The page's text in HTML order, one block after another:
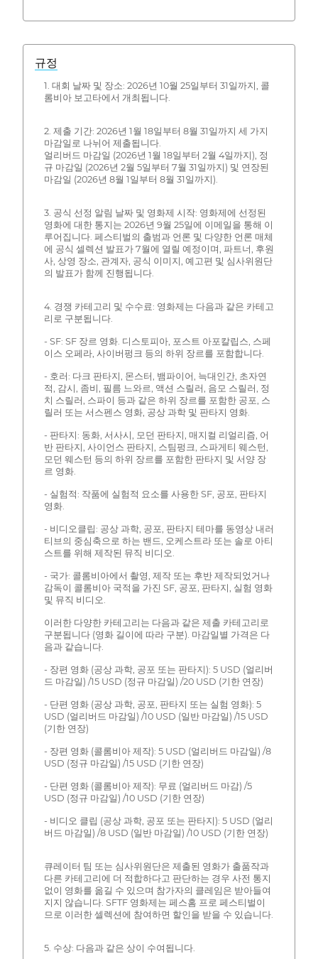
규정
1. 대회 날짜 및 장소: 2026년 10월 25일부터 31일까지, 콜
롬비아 보고타에서 개최됩니다.
2. 제출 기간: 2026년 1월 18일부터 8월 31일까지 세 가지
마감일로 나뉘어 제출됩니다.
얼리버드 마감일 (2026년 1월 18일부터 2월 4일까지), 정
규 마감일 (2026년 2월 5일부터 7월 31일까지) 및 연장된
마감일 (2026년 8월 1일부터 8월 31일까지).
3. 공식 선정 알림 날짜 및 영화제 시작: 영화제에 선정된
영화에 대한 통지는 2026년 9월 25일에 이메일을 통해 이
루어집니다. 페스티벌의 출범과 언론 및 다양한 언론 매체
에 공식 셀렉션 발표가 7월에 열릴 예정이며, 파트너, 후원
사, 상영 장소, 관계자, 공식 이미지, 예고편 및 심사위원단
의 발표가 함께 진행됩니다.
4. 경쟁 카테고리 및 수수료: 영화제는 다음과 같은 카테고
리로 구분됩니다.
- SF: SF 장르 영화. 디스토피아, 포스트 아포칼립스, 스페
이스 오페라, 사이버펑크 등의 하위 장르를 포함합니다.
- 호러: 다크 판타지, 몬스터, 뱀파이어, 늑대인간, 초자연
적, 감시, 좀비, 필름 느와르, 액션 스릴러, 음모 스릴러, 정
치 스릴러, 스파이 등과 같은 하위 장르를 포함한 공포, 스
릴러 또는 서스펜스 영화, 공상 과학 및 판타지 영화.
- 판타지: 동화, 서사시, 모던 판타지, 매지컬 리얼리즘, 어
반 판타지, 사이언스 판타지, 스팀펑크, 스파게티 웨스턴,
모던 웨스턴 등의 하위 장르를 포함한 판타지 및 서양 장
르 영화.
- 실험적: 작품에 실험적 요소를 사용한 SF, 공포, 판타지
영화.
- 비디오클립: 공상 과학, 공포, 판타지 테마를 동영상 내러
티브의 중심축으로 하는 밴드, 오케스트라 또는 솔로 아티
스트를 위해 제작된 뮤직 비디오.
- 국가: 콜롬비아에서 촬영, 제작 또는 후반 제작되었거나
감독이 콜롬비아 국적을 가진 SF, 공포, 판타지, 실험 영화
및 뮤직 비디오.
이러한 다양한 카테고리는 다음과 같은 제출 카테고리로
구분됩니다 (영화 길이에 따라 구분). 마감일별 가격은 다
음과 같습니다.
- 장편 영화 (공상 과학, 공포 또는 판타지): 5 USD (얼리버
드 마감일) /15 USD (정규 마감일) /20 USD (기한 연장)
- 단편 영화 (공상 과학, 공포, 판타지 또는 실험 영화): 5
USD (얼리버드 마감일) /10 USD (일반 마감일) /15 USD
(기한 연장)
- 장편 영화 (콜롬비아 제작): 5 USD (얼리버드 마감일) /8
USD (정규 마감일) /15 USD (기한 연장)
- 단편 영화 (콜롬비아 제작): 무료 (얼리버드 마감) /5
USD (정규 마감일) /10 USD (기한 연장)
- 비디오 클립 (공상 과학, 공포 또는 판타지): 5 USD (얼리
버드 마감일) /8 USD (일반 마감일) /10 USD (기한 연장)
큐레이터 팀 또는 심사위원단은 제출된 영화가 출품작과
다른 카테고리에 더 적합하다고 판단하는 경우 사전 통지
없이 영화를 옮길 수 있으며 참가자의 클레임은 받아들여
지지 않습니다. SFTF 영화제는 페스홈 프로 페스티벌이
므로 이러한 셀렉션에 참여하면 할인을 받을 수 있습니다.
5. 수상: 다음과 같은 상이 수여됩니다.